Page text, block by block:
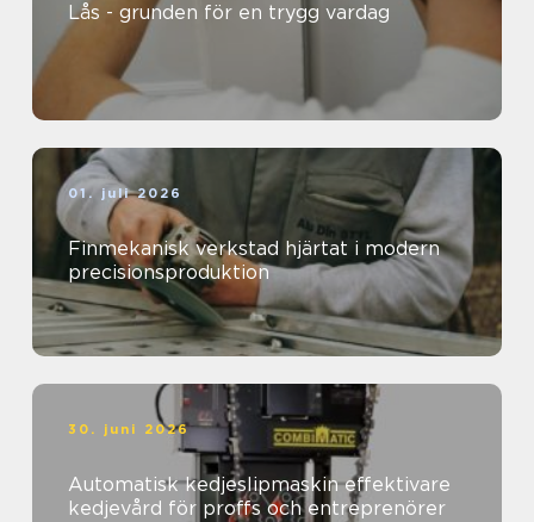
Lås - grunden för en trygg vardag
01. juli 2026
Finmekanisk verkstad hjärtat i modern
precisionsproduktion
30. juni 2026
Automatisk kedjeslipmaskin effektivare
kedjevård för proffs och entreprenörer